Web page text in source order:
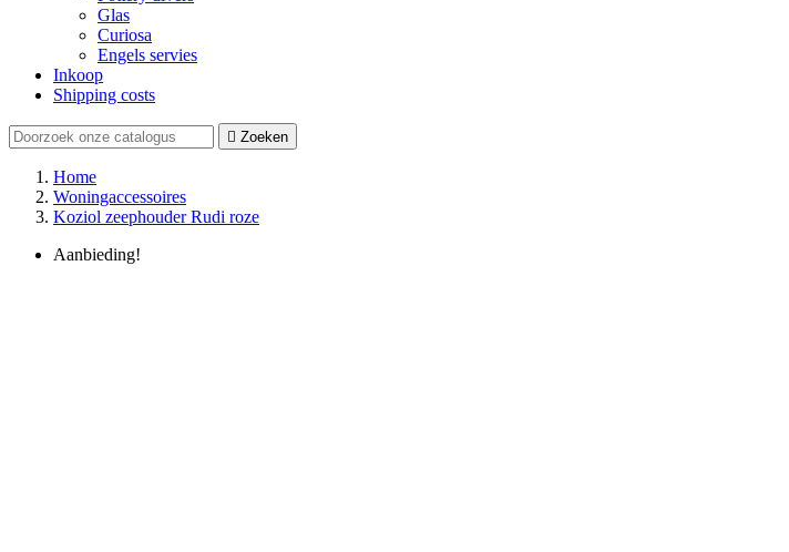
Glas
Curiosa
Engels servies
Inkoop
Shipping costs
 Zoeken
Home
Woningaccessoires
Koziol zeephouder Rudi roze
Aanbieding!